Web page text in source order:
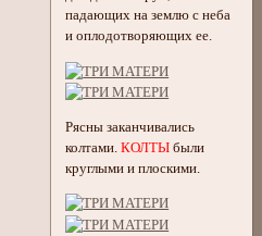
падающих на землю с неба
и оплодотворяющих ее.
Рясны заканчивались
колтами.КОЛТЫ были
круглыми и плоскими.